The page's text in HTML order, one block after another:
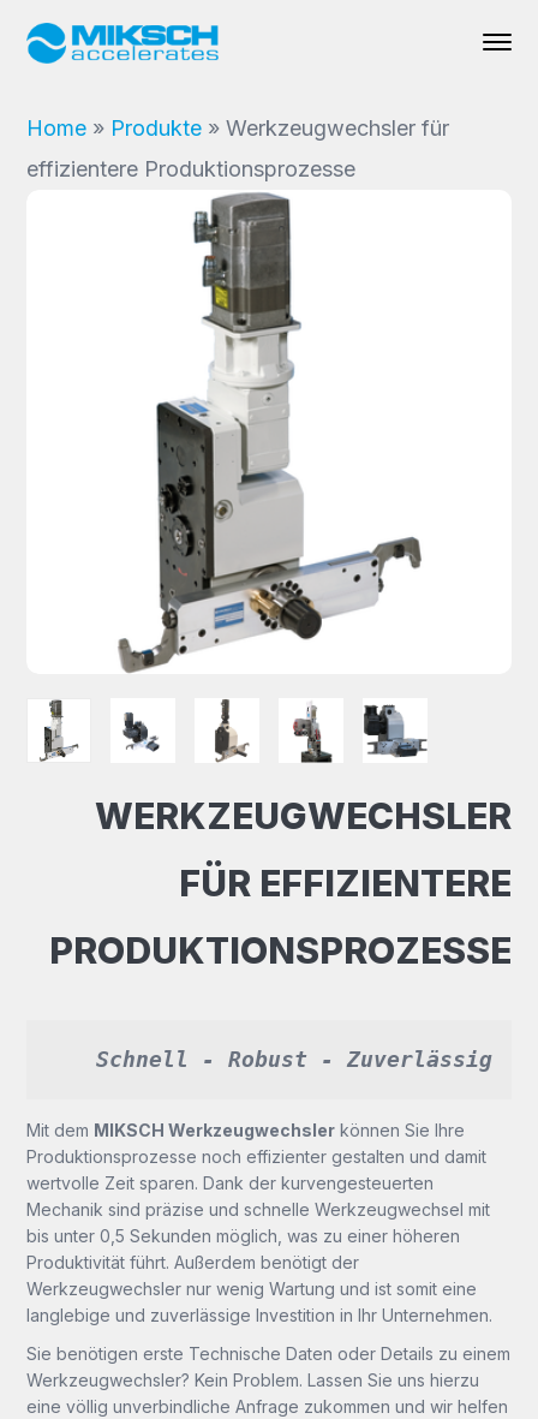
Home » Produkte »Werkzeugwechsler für
effizientere Produktionsprozesse
WERKZEUGWECHSLER
FÜR EFFIZIENTERE
PRODUKTIONSPROZESSE
Schnell - Robust - Zuverlässig
Mit dem MIKSCH Werkzeugwechsler können Sie Ihre
Produktionsprozesse noch effizienter gestalten und damit
wertvolle Zeit sparen. Dank der kurvengesteuerten
Mechanik sind präzise und schnelle Werkzeugwechsel mit
bis unter 0,5 Sekunden möglich, was zu einer höheren
Produktivität führt. Außerdem benötigt der
Werkzeugwechsler nur wenig Wartung und ist somit eine
langlebige und zuverlässige Investition in Ihr Unternehmen.
Sie benötigen erste Technische Daten oder Details zu einem
Werkzeugwechsler? Kein Problem. Lassen Sie uns hierzu
eine völlig unverbindliche Anfrage zukommen und wir helfen